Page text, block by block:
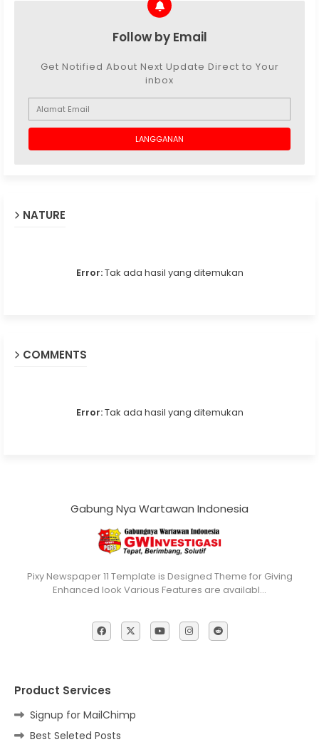
Follow by Email
Get Notified About Next Update Direct to Your
inbox
NATURE
Error:Tak ada hasil yang ditemukan
COMMENTS
Error:Tak ada hasil yang ditemukan
Gabung Nya Wartawan Indonesia
Pixy Newspaper 11 Template is Designed Theme for Giving
Enhanced look Various Features are availabl…
Product Services
Signup for MailChimp
Best Seleted Posts